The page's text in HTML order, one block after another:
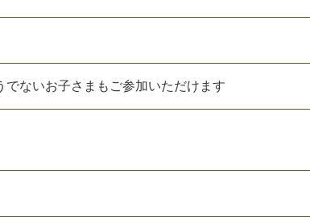
でないお子さまもご参加いただけます